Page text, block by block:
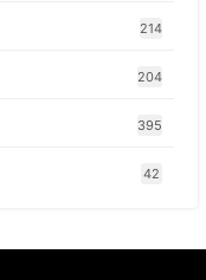
214
204
395
42